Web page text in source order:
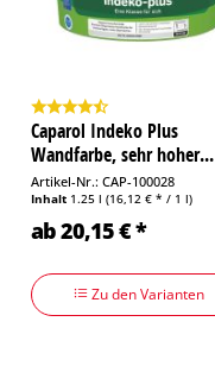
Caparol Indeko Plus
Wandfarbe, sehr hoher...
Artikel-Nr.: CAP-100028
Inhalt 1.25 l (16,12 € * / 1 l)
ab 20,15 € *
Zu den Varianten